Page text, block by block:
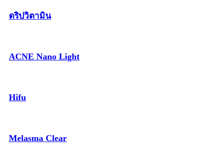
ดริปวิตามิน
ACNE Nano Light
Hifu
Melasma Clear